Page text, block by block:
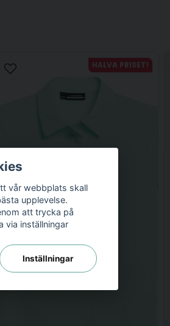
HALVA PRISET!
vår webbplats skall
upplevelse.
att trycka på
via inställningar
Inställningar